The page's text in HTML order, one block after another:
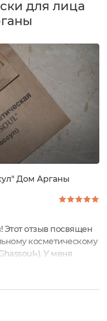
для лица
Дом Арганы
Этот отзыв посвящен
косметическому
У меня
что гассул
из Марокко. В ней